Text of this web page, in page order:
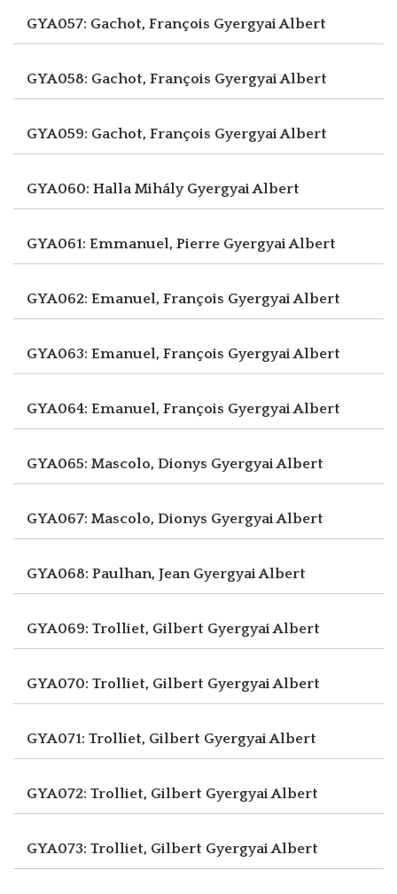
GYA057: Gachot, François Gyergyai Albert
GYA058: Gachot, François Gyergyai Albert
GYA059: Gachot, François Gyergyai Albert
GYA060: Halla Mihály Gyergyai Albert
GYA061: Emmanuel, Pierre Gyergyai Albert
GYA062: Emanuel, François Gyergyai Albert
GYA063: Emanuel, François Gyergyai Albert
GYA064: Emanuel, François Gyergyai Albert
GYA065: Mascolo, Dionys Gyergyai Albert
GYA067: Mascolo, Dionys Gyergyai Albert
GYA068: Paulhan, Jean Gyergyai Albert
GYA069: Trolliet, Gilbert Gyergyai Albert
GYA070: Trolliet, Gilbert Gyergyai Albert
GYA071: Trolliet, Gilbert Gyergyai Albert
GYA072: Trolliet, Gilbert Gyergyai Albert
GYA073: Trolliet, Gilbert Gyergyai Albert